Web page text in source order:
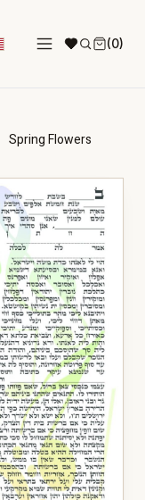
(0)
Spring Flowers